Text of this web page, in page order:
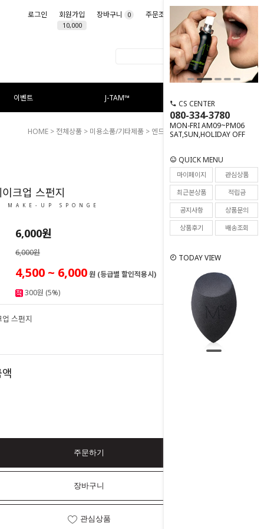
로그인 회원가입
10,000
장바구니 0 주문조회 마이페이지
이벤트 J-TAM™
CS CENTER
080-334-3780
MON-FRI AM09~PM06
SAT,SUN,HOLIDAY OFF
QUICK MENU
마이페이지
관심상품
최근본상품
적립금
공지사항
상품문의
상품후기
배송조회
TODAY VIEW
HOME > 전체상품 > 미용소품/기타제품 > 엔드 핏 메이크업 스펀지
8
크업 스펀지
MAKE-UP SPONGE
6,000원
6,000원
4,500 ~ 6,000원 (등급별 할인적용시)
300원 (5%)
스펀지
6,000 원
주문하기
장바구니
관심상품